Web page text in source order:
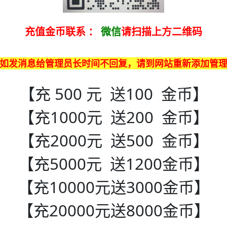
充值金币联系 ： 微信请扫描上方二维码
发消息给管理员长时间不回复，请到网站重新添加管理
【充 500 元 送100 金币】
【充1000元 送200 金币】
【充2000元 送500 金币】
【充5000元 送1200金币】
【充10000元送3000金币】
【充20000元送8000金币】